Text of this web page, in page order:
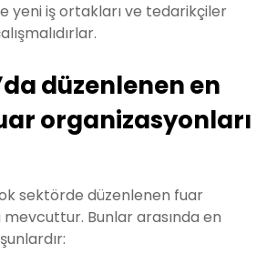
yeni iş ortakları ve tedarikçiler
düzenlenen en
organizasyonları
sektörde düzenlenen fuar
Bunlar arasında en